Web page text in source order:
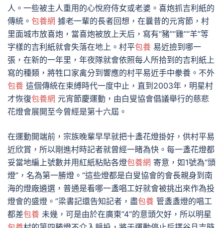
人。一些被主人重用的心悅府侍女或老婆。喜炮抓吉利紙的
傳統。 包養網 據老一輩的長者回想，在曩昔的元宵節，村
里面城市放喜炮，當喜炮被放上天后，寫有“豬”“雞”“羊”等
字樣的吉利紙就會失落在地上。村平包養 易近撿到哪一
張，在新的一年里，年夜隊就會依照每人所拾到的吉利紙上
寫的種類，將牲口家禽分到響應的村平易近手中豢養。不外
包養 這個傳統在束縛時代一度中止，直到2003年，明星村
才恢復包養網 元宵節慶運動，由白叟協會倡議舉行的慈悲
花燈會展開至今曾經是第十六屆。
在運動開端前，宗族晚輩早早就把十盞花燈掛好，供村平易
近欣賞，所以剛進村時記者就曾經一睹為快。每一盞花燈都
妥當地編上號數并用紅紙粘貼各燈包養網 寄意，如1號為“頭
燈”，名為第一勝燈。“這些燈都是白叟協會的會長親身到南
海的燈廠遴選，普通是看哪一盞唱工好就會被挑出來作為投
燈會的盛燈。”梁書記還告知記者，盡包養 管盞盞燈的唱工
都差包養 未幾，可是由於在廣東“4”的意頭欠好，所以明星